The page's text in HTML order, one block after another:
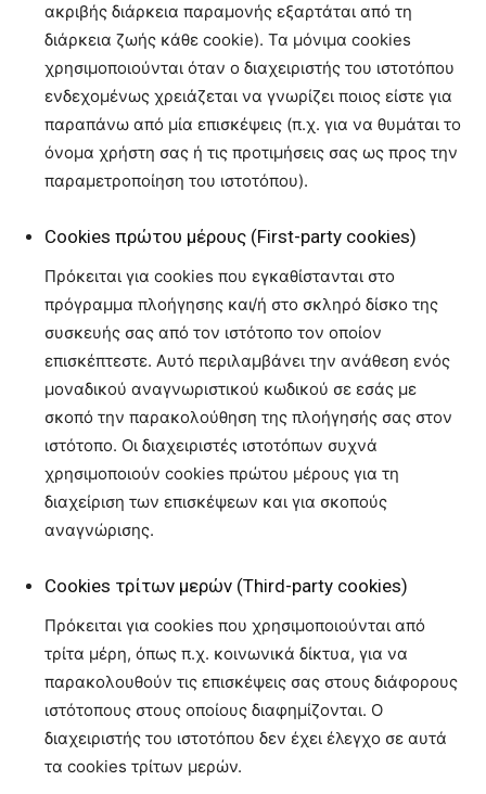
ακριβής διάρκεια παραμονής εξαρτάται από τη
διάρκεια ζωής κάθε cookie). Τα μόνιμα cookies
χρησιμοποιούνται όταν ο διαχειριστής του ιστοτόπου
ενδεχομένως χρειάζεται να γνωρίζει ποιος είστε για
παραπάνω από μία επισκέψεις (π.χ. για να θυμάται το
όνομα χρήστη σας ή τις προτιμήσεις σας ως προς την
παραμετροποίηση του ιστοτόπου).
Cookies πρώτου μέρους (First-party cookies)
Πρόκειται για cookies που εγκαθίστανται στο
πρόγραμμα πλοήγησης και/ή στο σκληρό δίσκο της
συσκευής σας από τον ιστότοπο τον οποίον
επισκέπτεστε. Αυτό περιλαμβάνει την ανάθεση ενός
μοναδικού αναγνωριστικού κωδικού σε εσάς με
σκοπό την παρακολούθηση της πλοήγησής σας στον
ιστότοπο. Οι διαχειριστές ιστοτόπων συχνά
χρησιμοποιούν cookies πρώτου μέρους για τη
διαχείριση των επισκέψεων και για σκοπούς
αναγνώρισης.
Cookies τρίτων μερών (Third-party cookies)
Πρόκειται για cookies που χρησιμοποιούνται από
τρίτα μέρη, όπως π.χ. κοινωνικά δίκτυα, για να
παρακολουθούν τις επισκέψεις σας στους διάφορους
ιστότοπους στους οποίους διαφημίζονται. Ο
διαχειριστής του ιστοτόπου δεν έχει έλεγχο σε αυτά
τα cookies τρίτων μερών.